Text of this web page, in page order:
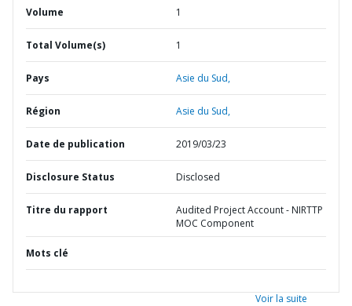
Volume 1
Total Volume(s) 1
Pays Asie du Sud,
Région Asie du Sud,
Date de publication 2019/03/23
Disclosure Status Disclosed
Titre du rapport
Audited Project Account - NIRTTP
MOC Component
Mots clé
Voir la suite